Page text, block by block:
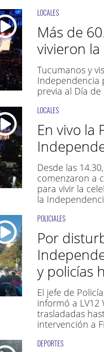
LOCALES
Más de
vivieron la
Tucumanos y
Independencia
previa al Día
LOCALES
En vivo la
Desde las
comenzaron a
para vivir la
la
POLICIALES
Por
y policías
El jefe de
informó a LV12
trasladadas
intervención a
DEPORTES